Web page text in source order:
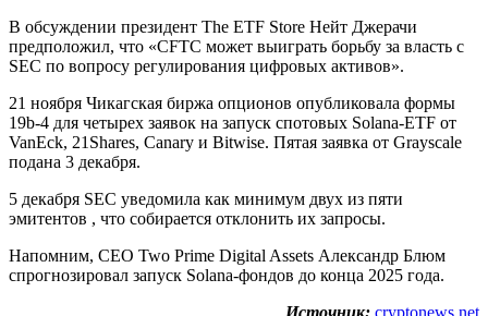
В обсуждении президент The ETF Store Нейт Джерачи
предположил, что «CFTC может выиграть борьбу за власть с
SEC по вопросу регулирования цифровых активов».
21 ноября Чикагская биржа опционов опубликовала формы
19b-4 для четырех заявок на запуск спотовых Solana-ETF от
VanEck, 21Shares, Canary и Bitwise. Пятая заявка от Grayscale
подана 3 декабря.
5 декабря SEC уведомила как минимум двух из пяти
эмитентов , что собирается отклонить их запросы.
Напомним, CEO Two Prime Digital Assets Александр Блюм
спрогнозировал запуск Solana-фондов до конца 2025 года.
Источник: cryptonews.net